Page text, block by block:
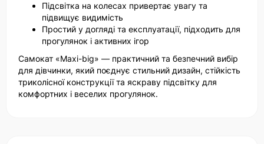
Підсвітка на колесах привертає увагу та
підвищує видимість
Простий у догляді та експлуатації, підходить для
прогулянок і активних ігор
Самокат «Maxi-big» — практичний та безпечний вибір
для дівчинки, який поєднує стильний дизайн, стійкість
триколісної конструкції та яскраву підсвітку для
комфортних і веселих прогулянок.